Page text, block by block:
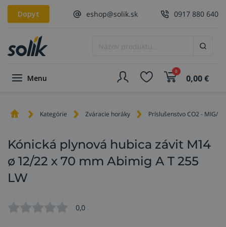
Dopyt eshop@solik.sk 0917 880 640
Menu
0
0,00€
Kategórie Zváracie horáky Príslušenstvo CO2 - MIG/
Kónická plynová hubica závit M14
ø 12/22 x 70 mm Abimig A T 255
LW
0,0